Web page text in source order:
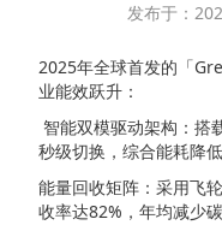
发布于：
2025年全球首发的「
业能效跃升：
智能双模驱动架构：搭
秒级切换，综合能耗降
能量回收矩阵：采用飞
收率达82%，年均减少